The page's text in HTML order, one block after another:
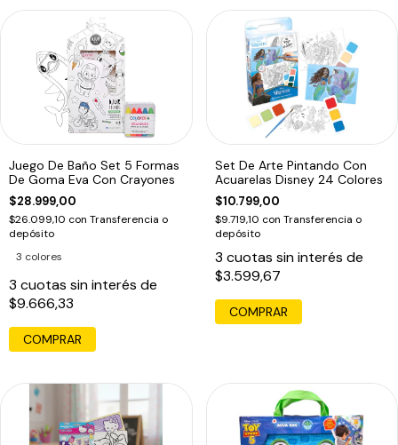
Juego De Baño Set 5 Formas
De Goma Eva Con Crayones
$28.999,00
$26.099,10 con Transferencia o
depósito
3 colores
3 cuotas sin interés de
$9.666,33
COMPRAR
Set De Arte Pintando Con
Acuarelas Disney 24 Colores
$10.799,00
$9.719,10 con Transferencia o
depósito
3 cuotas sin interés de
$3.599,67
COMPRAR